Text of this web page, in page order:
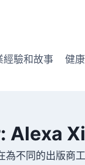
經驗和故事 健
Alexa
不同的出版商